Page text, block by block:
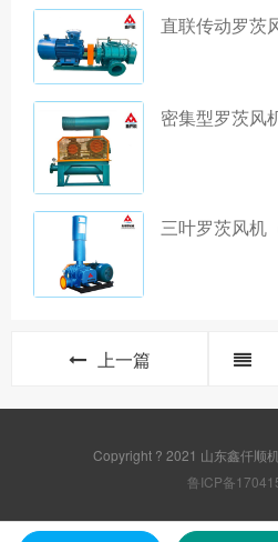
直联传动罗茨
密集型罗茨风
三叶罗茨风机
上一篇
Copyright ? 2021 山东鑫仟顺
鲁ICP备